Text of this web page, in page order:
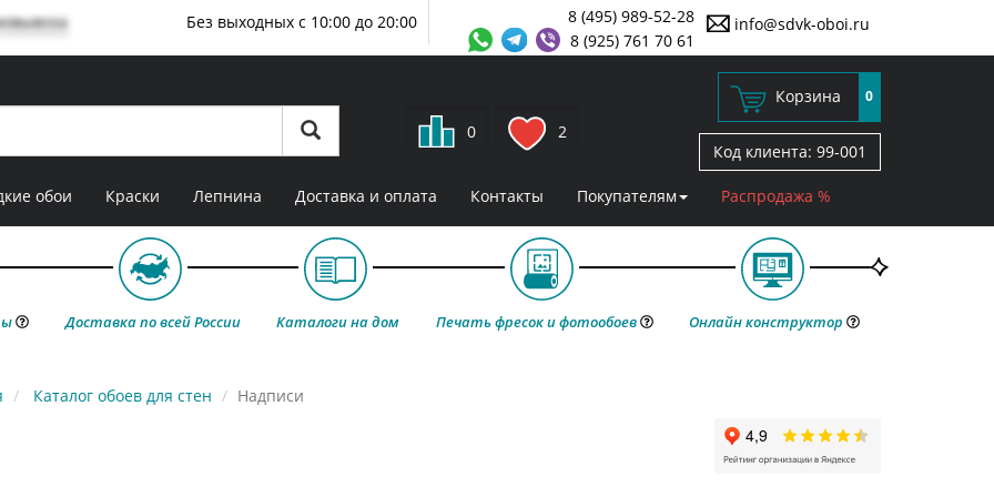
info@sdvk-oboi.ru
8 (495) 989-52-28
8 (925) 761 70 61
Без выходных с 10:00 до 20:00
0 2
Корзина 0
Код клиента: 99-001
обои Краски Лепнина Доставка и оплата Контакты Покупателям Распродажа %
Доставка по всей России Каталоги на дом Печать фресок и фотообоев Онлайн конструктор
Каталог обоев для стен Надписи